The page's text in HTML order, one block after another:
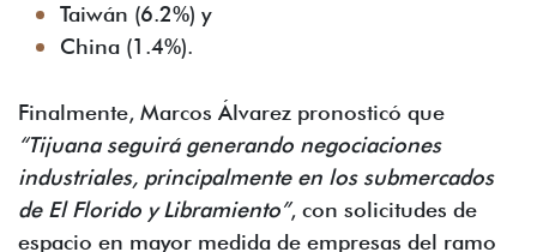
Taiwán (6.2%) y
China (1.4%).
Finalmente, Marcos Álvarez pronosticó que
“Tijuana seguirá generando negociaciones
industriales, principalmente en los submercados
de El Florido y Libramiento”, con solicitudes de
espacio en mayor medida de empresas del ramo